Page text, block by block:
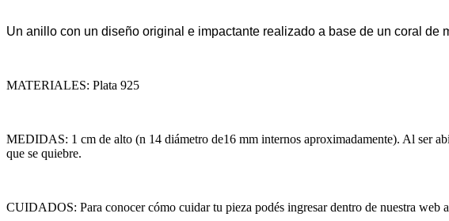
Un anillo con un diseño original e impactante realizado a base de un coral
MATERIALES: Plata 925
MEDIDAS: 1 cm de alto (n 14 diámetro de16 mm internos aproximadamente). Al ser
que se quiebre.
CUIDADOS: Para conocer cómo cuidar tu pieza podés ingresar dentro de nuestra